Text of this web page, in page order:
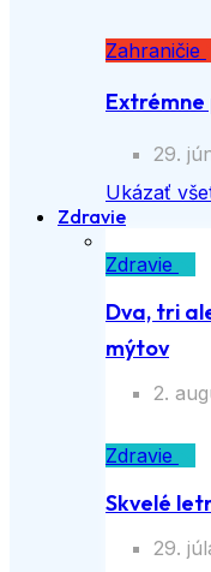
Zahraničie
Extrémne
29.
Ukázať
Zdravie
Zdravie
Dva, tri
mýtov
2.
Zdravie
Skvelé
29.